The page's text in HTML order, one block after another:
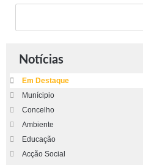
Notícias
Em Destaque
Munícipio
Concelho
Ambiente
Educação
Acção Social